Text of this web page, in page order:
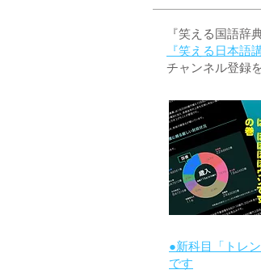
『笑える国語
『笑える日本語
チャンネル登録
●新科目「トレ
です